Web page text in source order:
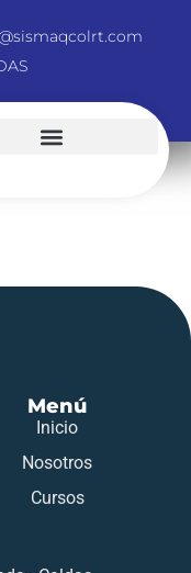
Menú
Inicio
Nosotros
Cursos